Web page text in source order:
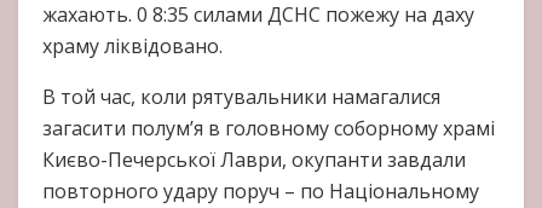
жахають. 0 8:35 силами ДСНС пожежу на даху
храму ліквідовано.
В той час, коли рятувальники намагалися
загасити полум’я в головному соборному храмі
Києво-Печерської Лаври, окупанти завдали
повторного удару поруч – по Національному